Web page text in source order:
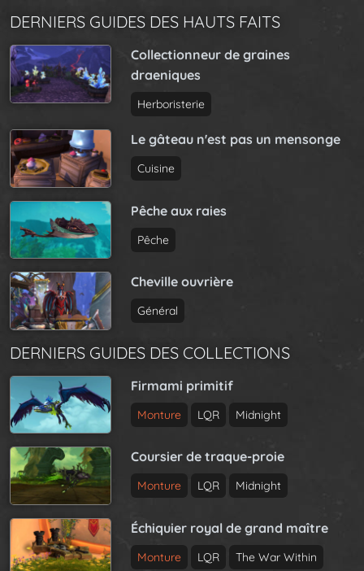
DERNIERS GUIDES DES HAUTS FAITS
Collectionneur de graines
draeniques
Herboristerie
Le gâteau n'est pas un mensonge
Cuisine
Pêche aux raies
Pêche
Cheville ouvrière
Général
DERNIERS GUIDES DES COLLECTIONS
Firmami primitif
Monture LQR Midnight
Coursier de traque-proie
Monture LQR Midnight
Échiquier royal de grand maître
Monture LQR The War Within